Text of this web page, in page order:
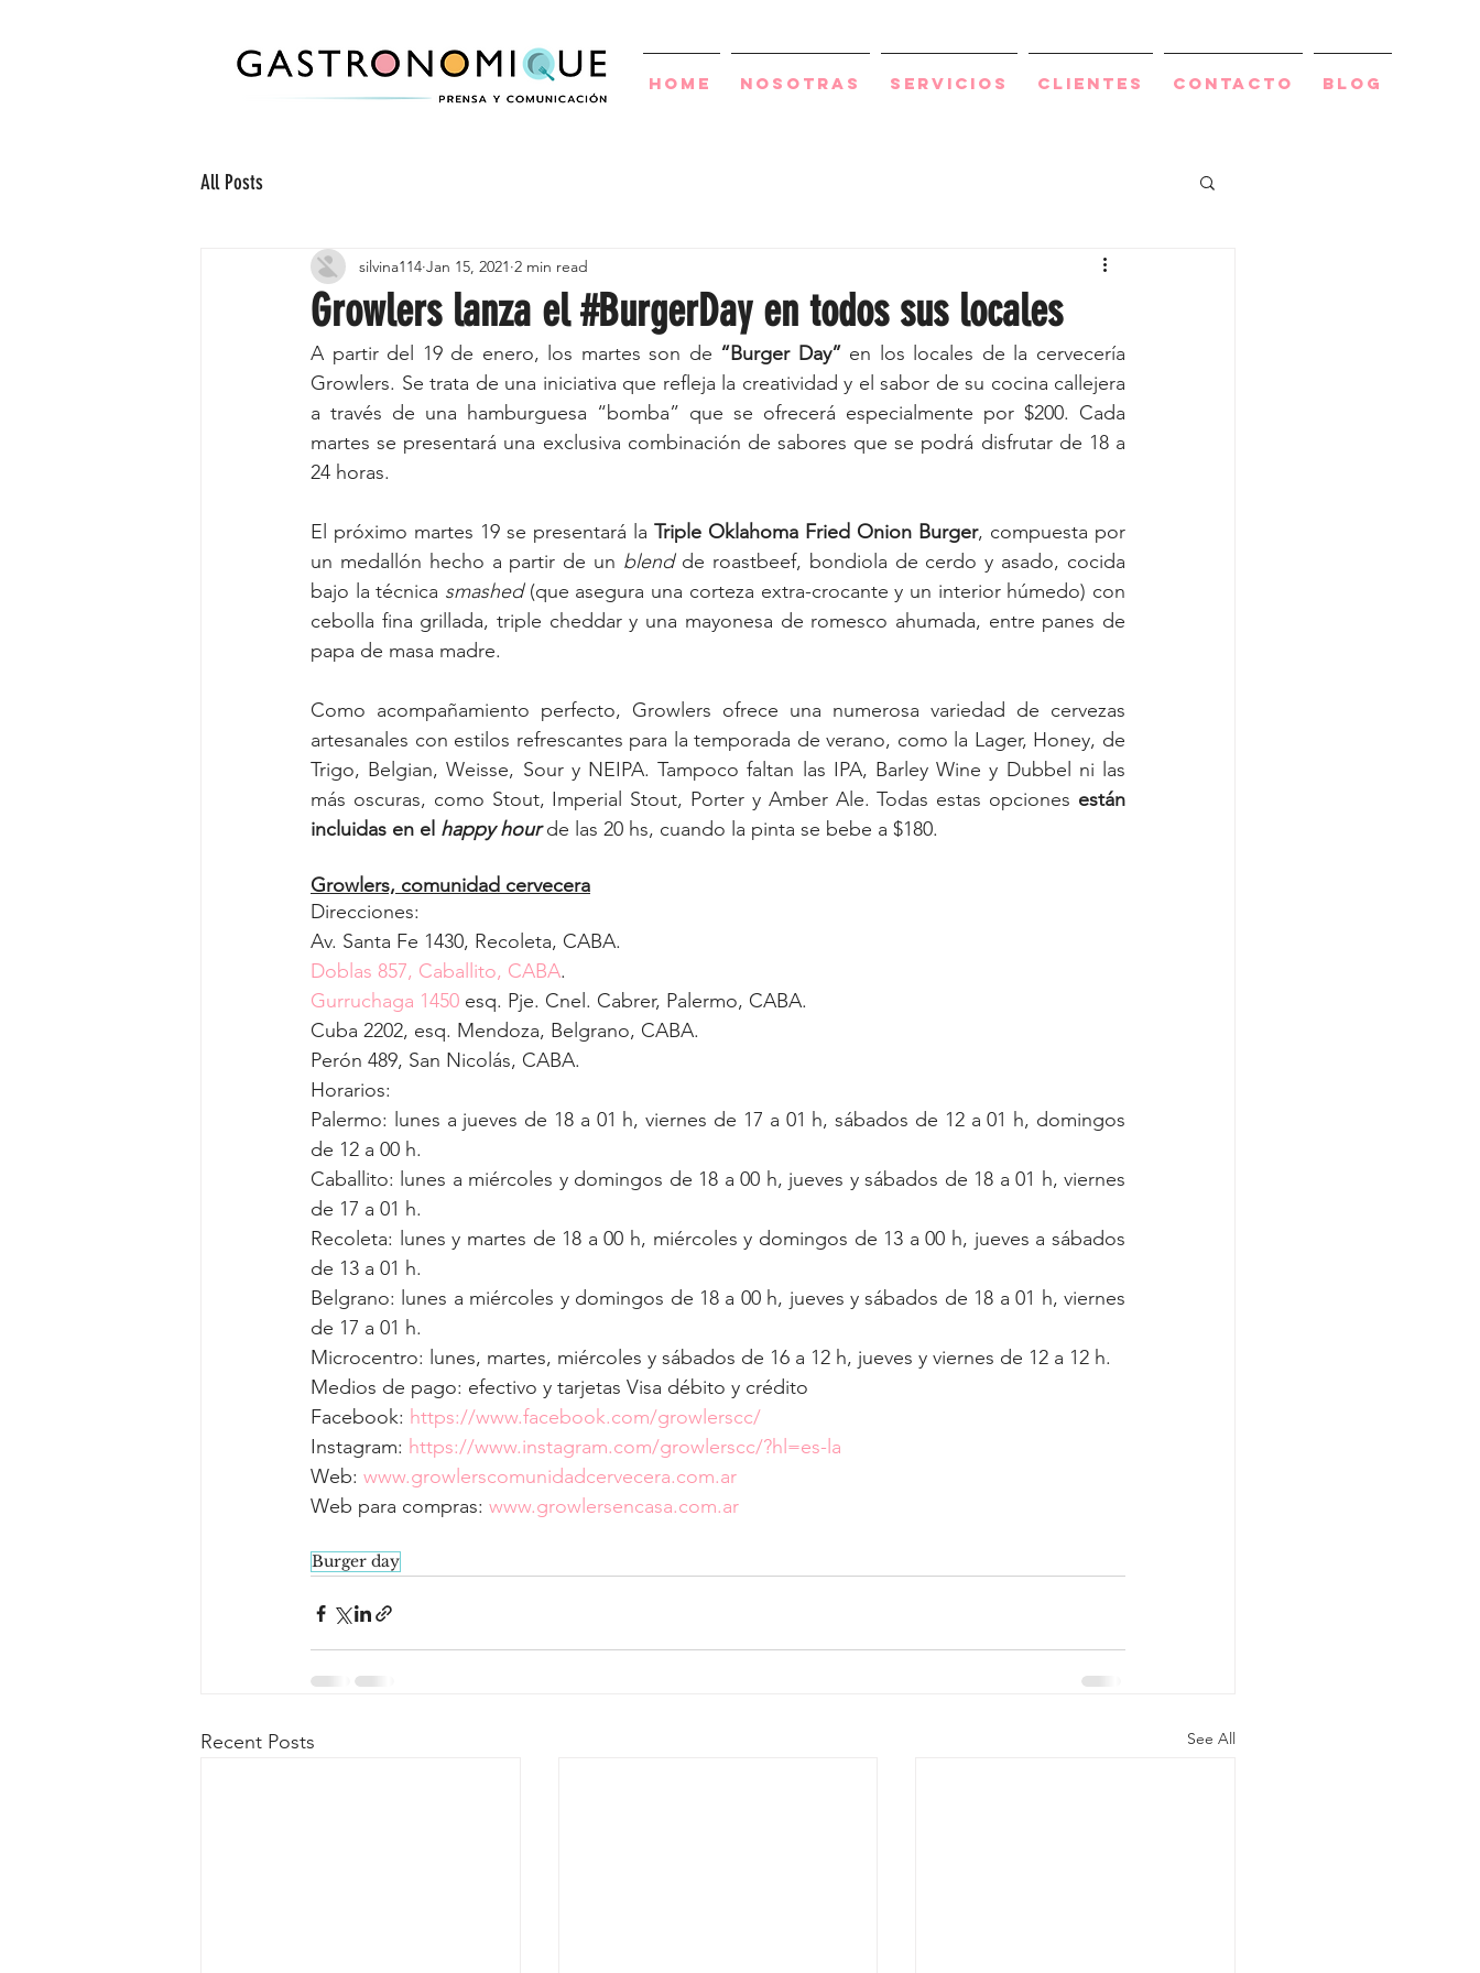
Home Nosotras Servicios Clientes Contacto BLOG
All Posts
Growlers lanza el #BurgerDay en todos sus locales
silvina114 Jan 15, 2021 2 min read
A partir del 19 de enero, los martes son de “Burger Day” en los locales de la cervecería
Growlers. Se trata de una iniciativa que refleja la creatividad y el sabor de su cocina callejera
a través de una hamburguesa “bomba” que se ofrecerá especialmente por $200. Cada
martes se presentará una exclusiva combinación de sabores que se podrá disfrutar de 18 a
24 horas.
El próximo martes 19 se presentará la Triple Oklahoma Fried Onion Burger, compuesta por
un medallón hecho a partir de un blend de roastbeef, bondiola de cerdo y asado, cocida
bajo la técnica smashed (que asegura una corteza extra-crocante y un interior húmedo) con
cebolla fina grillada, triple cheddar y una mayonesa de romesco ahumada, entre panes de
papa de masa madre.
Como acompañamiento perfecto, Growlers ofrece una numerosa variedad de cervezas
artesanales con estilos refrescantes para la temporada de verano, como la Lager, Honey, de
Trigo, Belgian, Weisse, Sour y NEIPA. Tampoco faltan las IPA, Barley Wine y Dubbel ni las
más oscuras, como Stout, Imperial Stout, Porter y Amber Ale. Todas estas opciones están
incluidas en el happy hour de las 20 hs, cuando la pinta se bebe a $180.
Growlers, comunidad cervecera
Direcciones:
Av. Santa Fe 1430, Recoleta, CABA.
Doblas 857, Caballito, CABA.
Gurruchaga 1450 esq. Pje. Cnel. Cabrer, Palermo, CABA.
Cuba 2202, esq. Mendoza, Belgrano, CABA.
Perón 489, San Nicolás, CABA.
Horarios:
Palermo: lunes a jueves de 18 a 01 h, viernes de 17 a 01 h, sábados de 12 a 01 h, domingos
de 12 a 00 h.
Caballito: lunes a miércoles y domingos de 18 a 00 h, jueves y sábados de 18 a 01 h, viernes
de 17 a 01 h.
Recoleta: lunes y martes de 18 a 00 h, miércoles y domingos de 13 a 00 h, jueves a sábados
de 13 a 01 h.
Belgrano: lunes a miércoles y domingos de 18 a 00 h, jueves y sábados de 18 a 01 h, viernes
de 17 a 01 h.
Microcentro: lunes, martes, miércoles y sábados de 16 a 12 h, jueves y viernes de 12 a 12 h.
Medios de pago: efectivo y tarjetas Visa débito y crédito
Facebook: https://www.facebook.com/growlerscc/
Instagram: https://www.instagram.com/growlerscc/?hl=es-la
Web: www.growlerscomunidadcervecera.com.ar
Web para compras: www.growlersencasa.com.ar
Burger day
Recent Posts See All